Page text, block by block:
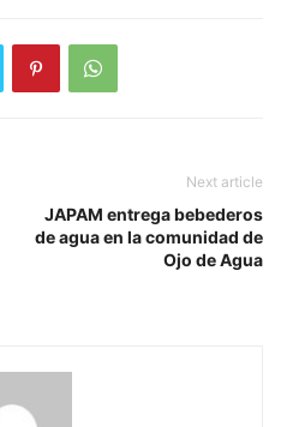
Next article
JAPAM entrega bebederos
de agua en la comunidad de
Ojo de Agua